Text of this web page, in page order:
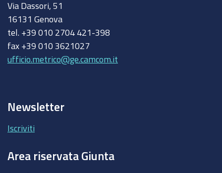
Via Dassori, 51
16131 Genova
tel. +39 010 2704 421-398
fax +39 010 3621027
ufficio.metrico@ge.camcom.it
Newsletter
Iscriviti
Area riservata Giunta